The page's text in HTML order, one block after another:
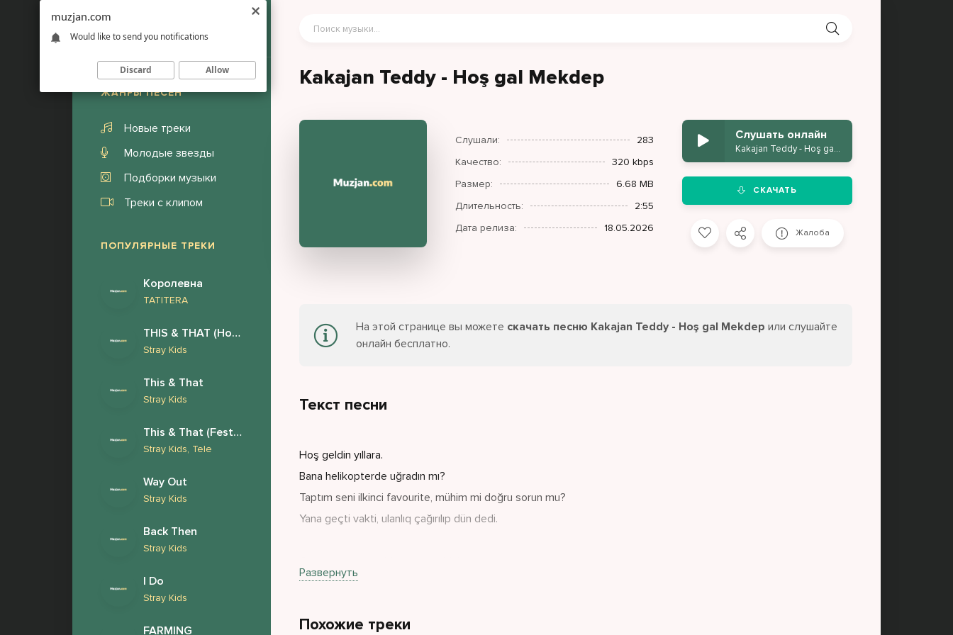
ЖАНРЫ ПЕСЕН
Новые треки
Молодые звезды
Подборки музыки
Треки с клипом
ПОПУЛЯРНЫЕ ТРЕКИ
Королевна
TATITERA
THIS & THAT (Новый Альбом 2026)
Stray Kids
This & That
Stray Kids
This & That (Festival Version)
Stray Kids, Tele
Way Out
Stray Kids
Back Then
Stray Kids
I Do
Stray Kids
FARMING
Kakajan Teddy - Hoş gal Mekdep
Слушали:
283
Качество:
320 kbps
Размер:
6.68 MB
Длительность:
2:55
Дата релиза:
18.05.2026
Слушать онлайн
Kakajan Teddy - Hoş gal Mekdep
СКАЧАТЬ
Жалоба
На этой странице вы можете скачать песню Kakajan Teddy - Hoş gal Mekdep или слушайте
онлайн бесплатно.
Текст песни
Hoş geldin yıllara.
Bana helikopterde uğradın mı?
Taptım seni ilkinci favourite, mühim mi doğru sorun mu?
Yana geçti vakti, ulanlıq çağırılıp dün dedi.
Sana olan favourite'imiz.
Kimler için ilkincil bize en favqıcak akıllı.
Развернуть
Похожие треки
muzjan.com
Would like to send you notifications
Discard Allow